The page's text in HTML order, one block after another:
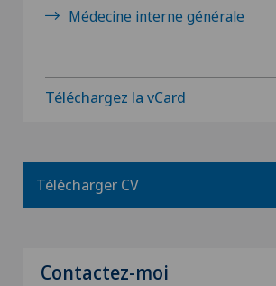
Médecine interne générale
Téléchargez la vCard
Télécharger CV
Contactez-moi